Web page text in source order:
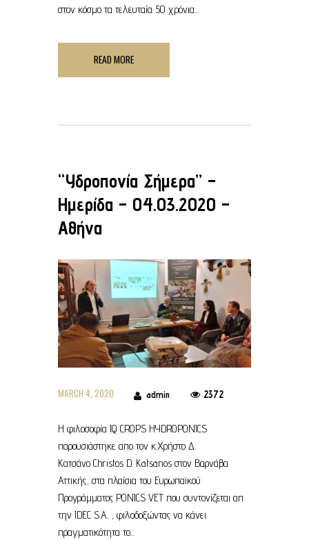
στον κόσμο τα τελευταία 50 χρόνια...
READ MORE
“Yδροπονία Σήμερα” –
Ημερίδα – 04.03.2020 –
Αθήνα
MARCH 4, 2020 admin 2372
Η φιλοσοφία IQ CROPS HYDROPONICS
παρουσιάστηκε απο τον κ.Χρήστο Δ.
Κατσάνο Christos D. Katsanos στον Βαρνάβα
Αττικής, στα πλαίσια του Ευρωπαϊκού
Προγράμματος PONICS VET που συντονίζεται απ
την IDEC S.A. , φιλοδοξώντας να κάνει
πραγματικότητα το...